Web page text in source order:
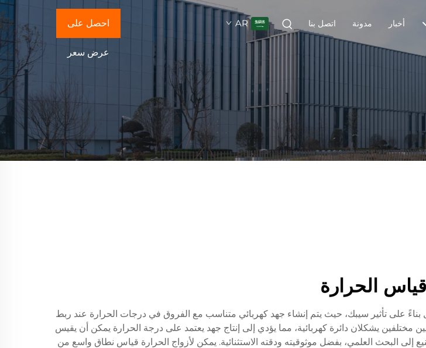
أخبار مدونة اتصل بنا AR احصل على
عرض سعر
الحرارة
على تأثير سيبك، حيث يتم إنشاء جهد كهربائي متناسب مع الفروق في درجات الحرارة عند ربط
يشكلان دائرة كهربائية، مما يؤدي إلى إنتاج جهد يعتمد على درجة الحرارة يمكن أن يقيس
إلى البحث العلمي، بفضل موثوقيته ودقته الاستثنائية. يمكن لأزواج الحرارة قياس نطاق واسع من